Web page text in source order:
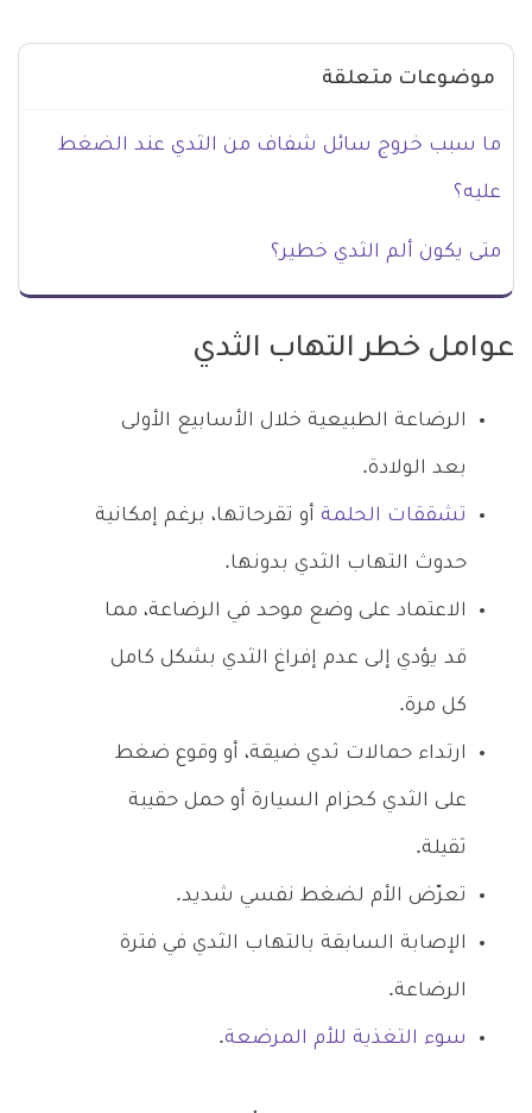
موضوعات متعلقة
ما سبب خروج سائل شفاف من الثدي عند الضغط
عليه؟
متى يكون ألم الثدي خطير؟
عوامل خطر التهاب الثدي
الرضاعة الطبيعية خلال الأسابيع الأولى
بعد الولادة.
تشققات الحلمة أو تقرحاتها، برغم إمكانية
حدوث التهاب الثدي بدونها.
الاعتماد على وضع موحد في الرضاعة، مما
قد يؤدي إلى عدم إفراغ الثدي بشكل كامل
كل مرة.
ارتداء حمالات ثدي ضيقة، أو وقوع ضغط
على الثدي كحزام السيارة أو حمل حقيبة
ثقيلة.
تعرّض الأم لضغط نفسي شديد.
الإصابة السابقة بالتهاب الثدي في فترة
الرضاعة.
سوء التغذية للأم المرضعة.